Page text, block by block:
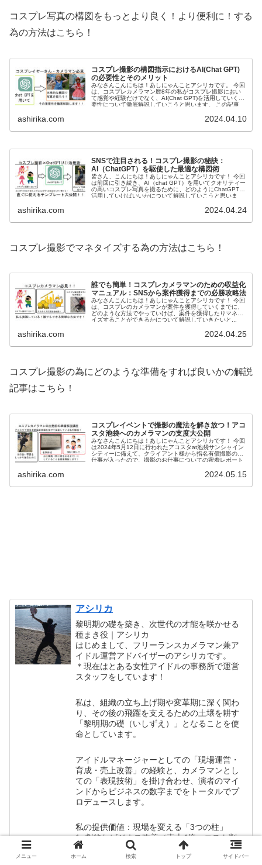
コスプレ写真の構図をもっとより良く！より便利に！する
為の方法はこちら！
コスプレ撮影の構図指示におけるAI(Chat GPT)
の必要性とそのメリット
みなさんこんにちは！あしにゃんことアシリカです。 今回
は、コスプレカメラマン歴8年の私がコスプレ撮影におい
て感覚や経験だけでなく、AI(Chat GPT)を活用していく重
要性について徹底解説していこうと思います。 この記事
ashirika.com 2024.04.10
SNSで注目される！コスプレ撮影の秘訣：
AI（ChatGPT）を駆使した最適な構図術
皆さん、こんにちは！あしにゃんことアシリカです！ 今回
は前回に引き続き、AI（chat GPT）を用いてクオリティー
の高いコスプレ写真を撮るために、どのようにChatGPTを
活用していけばいいかについて解説していこうと思いま
ashirika.com 2024.04.24
コスプレ撮影でマネタイズする為の方法はこちら！
誰でも簡単！コスプレカメラマンのための収益化
マニュアル：SNSから案件獲得までの必勝攻略法
みなさんこんにちは！あしにゃんことアシリカです！ 今回
は、コスプレのカメラマンが案件を獲得していくまでに、
どのような方法でやっていけば、案件を獲得したりマネタ
イズすることができるかについて解説していきたいと...
ashirika.com 2024.04.25
コスプレ撮影の為にどのような準備をすれば良いかの解説
記事はこちら！
コスプレイベントで撮影の魔法を解き放つ！アコ
スタ池袋へのカメラマンの支度大公開
みなさんこんにちは！あしにゃんことアシリカです！ 今回
は2024年5月12日に行われたアコスタat池袋サンシャイン
シティーに備えて、クライアント様から指名有償撮影のお
仕事が入ったので、撮影のお仕事についての密着レポート
ashirika.com 2024.05.15
アシリカ
黎明期の礎を築き、次世代の才能を咲かせる
種まき役｜アシリカ
はじめまして、フリーランスカメラマン兼ア
イドル運営アドバイザーのアシリカです。
＊現在はとある女性アイドルの事務所で運営
スタッフをしています！
私は、組織の立ち上げ期や変革期に深く関わ
り、その後の飛躍を支えるための土壌を耕す
「黎明期の礎（いしずえ）」となることを使
命としています。
アイドルマネージャーとしての「現場運営・
育成・売上改善」の経験と、カメラマンとし
ての「表現技術」を掛け合わせ、演者のマイ
ンドからビジネスの数字までをトータルでプ
ロデュースします。
私の提供価値：現場を変える「3つの柱」
1. 劇的なビジネス改善（売上4倍・コスト削
減）
アイドル運営において「ファン獲得目線」を
メニュー ホーム 検索 トップ サイドバー